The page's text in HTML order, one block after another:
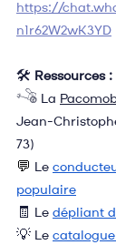
https://
n1r62W2wK3YD
🛠️ Ressources :
𓌝 La
Jean-
73)
💬 Le
populaire
🧾
Le dépliant
💡 Le